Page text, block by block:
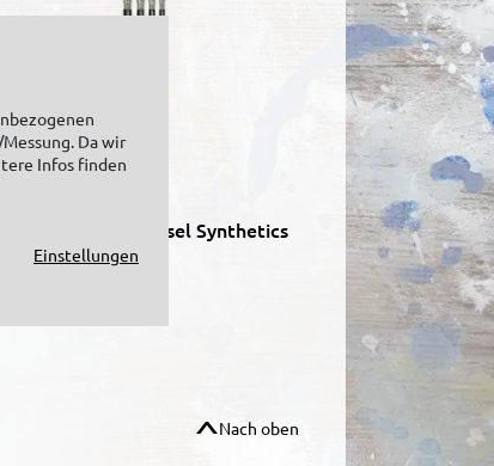
KREUL Universalpinsel Synthetics
flach 4er Set
Nach oben
Da wir
Infos finden
Einstellungen